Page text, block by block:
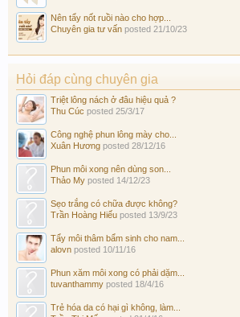
Nên tẩy nốt ruồi nào cho hợp...
Chuyên gia tư vấn posted 21/10/23
Hỏi đáp cùng chuyên gia
Triệt lông nách ở đâu hiệu quả ?
Thu Cúc posted 25/3/17
Công nghệ phun lông mày cho...
Xuân Hương posted 28/12/16
Phun môi xong nên dùng son...
Thảo My posted 14/12/23
Sẹo trắng có chữa được không?
Trần Hoàng Hiếu posted 13/9/23
Tẩy môi thâm bẩm sinh cho nam...
alovn posted 10/11/16
Phun xăm môi xong có phải dặm...
tuvanthammy posted 18/4/16
Trẻ hóa da có hại gì không, làm...